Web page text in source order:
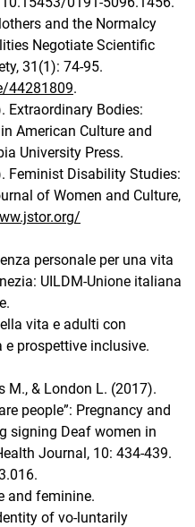
and the Normalcy
Negotiate Scientific
31(1): 74-95.
44281809.
Extraordinary Bodies:
American Culture and
University Press.
Feminist Disability Studies:
of Women and Culture,
personale per una vita
UILDM-Unione italiana
vita e adulti con
prospettive inclusive.
M., & London L. (2017).
people”: Pregnancy and
signing Deaf women in
Journal, 10: 434-439.
and feminine.
of vo-luntarily